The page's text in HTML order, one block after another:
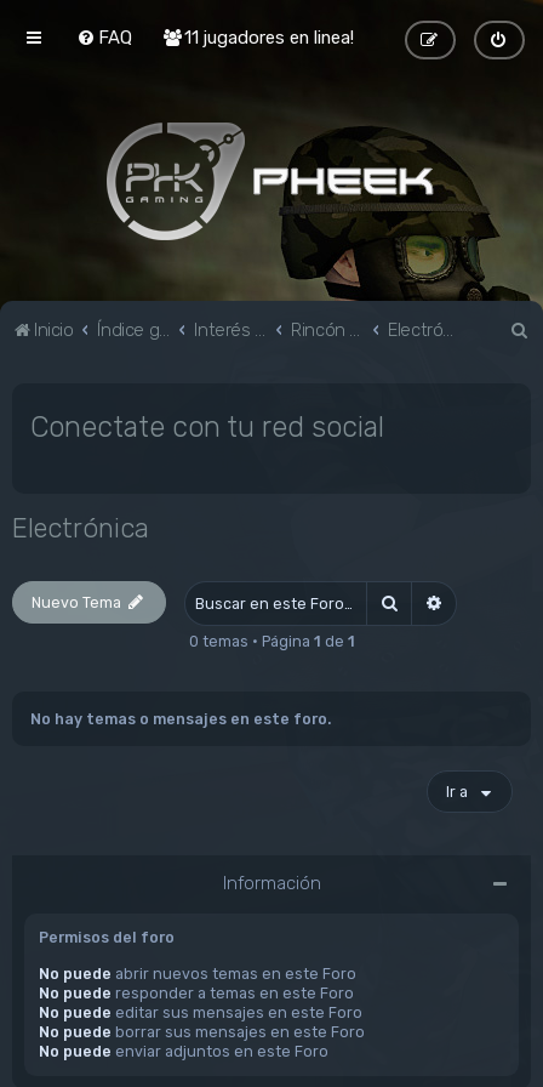
FAQ 11 jugadores en linea!
Inicio Índice general Interés general Rincón Geek Electrónica
Conectate con tu red social
Electrónica
Nuevo Tema Buscar Búsqueda
0 temas • Página 1 de 1
No hay temas o mensajes en este foro.
Ir a
Información
Permisos del foro
No puede abrir nuevos temas en este Foro
No puede responder a temas en este Foro
No puede editar sus mensajes en este Foro
No puede borrar sus mensajes en este Foro
No puede enviar adjuntos en este Foro